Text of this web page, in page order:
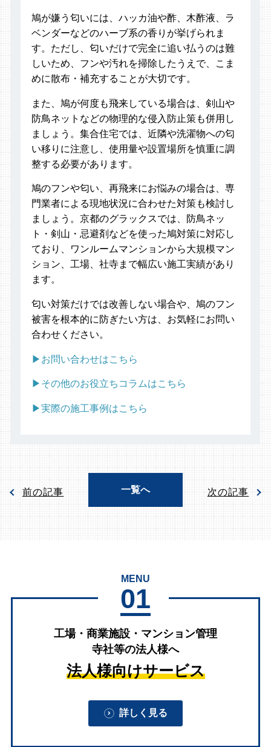
鳩が嫌う匂いには、ハッカ油や酢、木酢液、ラ
ベンダーなどのハーブ系の香りが挙げられま
す。ただし、匂いだけで完全に追い払うのは難
しいため、フンや汚れを掃除したうえで、こま
めに散布・補充することが大切です。
また、鳩が何度も飛来している場合は、剣山や
防鳥ネットなどの物理的な侵入防止策も併用し
ましょう。集合住宅では、近隣や洗濯物への匂
い移りに注意し、使用量や設置場所を慎重に調
整する必要があります。
鳩のフンや匂い、再飛来にお悩みの場合は、専
門業者による現地状況に合わせた対策も検討し
ましょう。京都のグラックスでは、防鳥ネッ
ト・剣山・忌避剤などを使った鳩対策に対応し
ており、ワンルームマンションから大規模マン
ション、工場、社寺まで幅広い施工実績があり
ます。
匂い対策だけでは改善しない場合や、鳩のフン
被害を根本的に防ぎたい方は、お気軽にお問い
合わせください。
▶お問い合わせはこちら
▶その他のお役立ちコラムはこちら
▶実際の施工事例はこちら
前の記事 一覧へ 次の記事
MENU
01
工場・商業施設・マンション管理
寺社等の法人様へ
法人様向けサービス
詳しく見る